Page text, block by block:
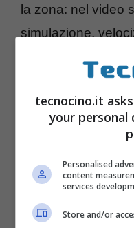
la zona: nel video
simulazione,
della torre sia in
di luci e rilfessi dal
superficie quasi
bene.
Fisher
(con
pensato anche
infatti la torre sarà
tecnocino.it
your
Personalised
content
services
Store and/or